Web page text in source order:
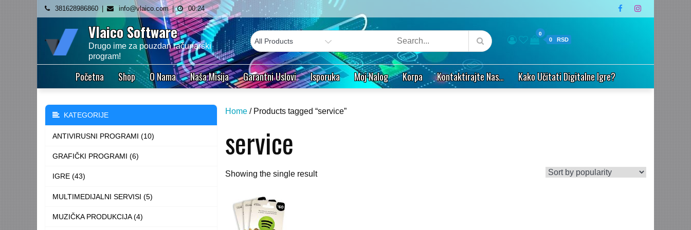
Skip
content
381628986860 info@vlaico.com 00:24
Vlaico Software
Drugo ime za pouzdan računarski
program!
0
0
Početna Shop O Nama Naša Misija Garantni Uslovi Isporuka Moj Nalog Korpa Kontaktirajte Nas… Kako Učitati Digitalne Igre?
Home / Products tagged “service”
service
Showing the single result
KATEGORIJE
ANTIVIRUSNI PROGRAMI (10)
GRAFIČKI PROGRAMI (6)
IGRE (43)
MULTIMEDIJALNI SERVISI (5)
MUZIČKA PRODUKCIJA (4)